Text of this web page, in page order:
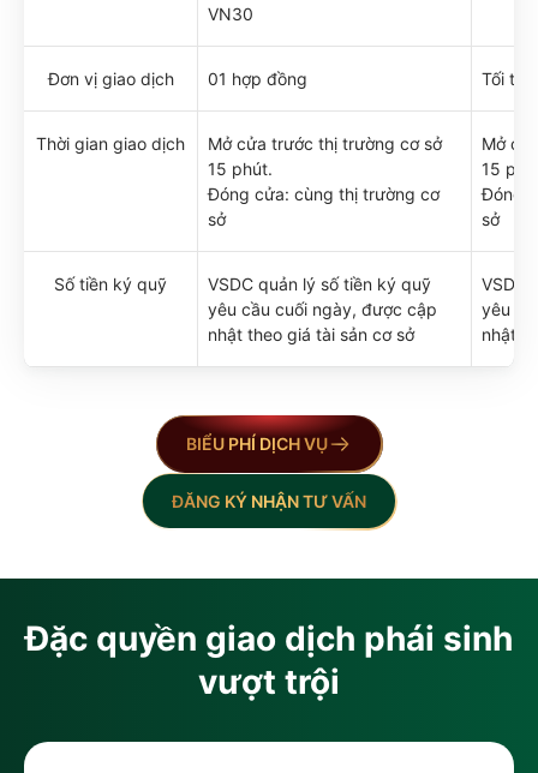
VN30
Đơn vị giao dịch 01 hợp đồng Tối
Thời gian giao dịch
Mở cửa trước thị trường cơ sở
15 phút.
Đóng cửa: cùng thị trường cơ
sở
Mở
15
Đóng
sở
Số tiền ký quỹ
VSDC quản lý số tiền ký quỹ
yêu cầu cuối ngày, được cập
nhật theo giá tài sản cơ sở
VSDC
yêu
nhật
BIỂU PHÍ DỊCH VỤ
ĐĂNG KÝ NHẬN TƯ VẤN
Đặc quyền giao dịch phái sinh
vượt trội